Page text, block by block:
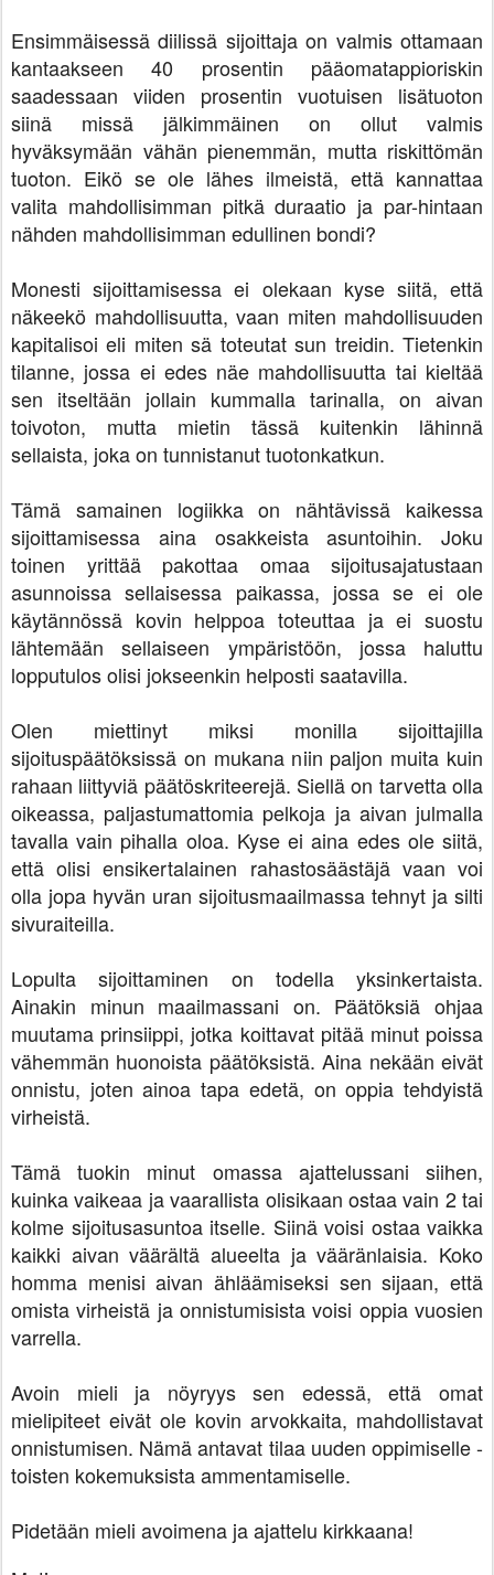
Ensimmäisessä diilissä sijoittaja on valmis ottamaan
kantaakseen 40 prosentin pääomatappioriskin
saadessaan viiden prosentin vuotuisen lisätuoton
siinä missä jälkimmäinen on ollut valmis
hyväksymään vähän pienemmän, mutta riskittömän
tuoton. Eikö se ole lähes ilmeistä, että kannattaa
valita mahdollisimman pitkä duraatio ja par-hintaan
nähden mahdollisimman edullinen bondi?
Monesti sijoittamisessa ei olekaan kyse siitä, että
näkeekö mahdollisuutta, vaan miten mahdollisuuden
kapitalisoi eli miten sä toteutat sun treidin. Tietenkin
tilanne, jossa ei edes näe mahdollisuutta tai kieltää
sen itseltään jollain kummalla tarinalla, on aivan
toivoton, mutta mietin tässä kuitenkin lähinnä
sellaista, joka on tunnistanut tuotonkatkun.
Tämä samainen logiikka on nähtävissä kaikessa
sijoittamisessa aina osakkeista asuntoihin. Joku
toinen yrittää pakottaa omaa sijoitusajatustaan
asunnoissa sellaisessa paikassa, jossa se ei ole
käytännössä kovin helppoa toteuttaa ja ei suostu
lähtemään sellaiseen ympäristöön, jossa haluttu
lopputulos olisi jokseenkin helposti saatavilla.
Olen miettinyt miksi monilla sijoittajilla
sijoituspäätöksissä on mukana niin paljon muita kuin
rahaan liittyviä päätöskriteerejä. Siellä on tarvetta olla
oikeassa, paljastumattomia pelkoja ja aivan julmalla
tavalla vain pihalla oloa. Kyse ei aina edes ole siitä,
että olisi ensikertalainen rahastosäästäjä vaan voi
olla jopa hyvän uran sijoitusmaailmassa tehnyt ja silti
sivuraiteilla.
Lopulta sijoittaminen on todella yksinkertaista.
Ainakin minun maailmassani on. Päätöksiä ohjaa
muutama prinsiippi, jotka koittavat pitää minut poissa
vähemmän huonoista päätöksistä. Aina nekään eivät
onnistu, joten ainoa tapa edetä, on oppia tehdyistä
virheistä.
Tämä tuokin minut omassa ajattelussani siihen,
kuinka vaikeaa ja vaarallista olisikaan ostaa vain 2 tai
kolme sijoitusasuntoa itselle. Siinä voisi ostaa vaikka
kaikki aivan väärältä alueelta ja vääränlaisia. Koko
homma menisi aivan ähläämiseksi sen sijaan, että
omista virheistä ja onnistumisista voisi oppia vuosien
varrella.
Avoin mieli ja nöyryys sen edessä, että omat
mielipiteet eivät ole kovin arvokkaita, mahdollistavat
onnistumisen. Nämä antavat tilaa uuden oppimiselle -
toisten kokemuksista ammentamiselle.
Pidetään mieli avoimena ja ajattelu kirkkaana!